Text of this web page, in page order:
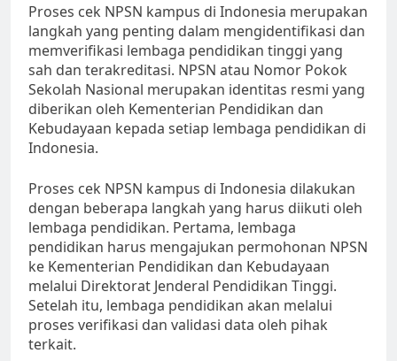
Proses cek NPSN kampus di Indonesia merupakan
langkah yang penting dalam mengidentifikasi dan
memverifikasi lembaga pendidikan tinggi yang
sah dan terakreditasi. NPSN atau Nomor Pokok
Sekolah Nasional merupakan identitas resmi yang
diberikan oleh Kementerian Pendidikan dan
Kebudayaan kepada setiap lembaga pendidikan di
Indonesia.
Proses cek NPSN kampus di Indonesia dilakukan
dengan beberapa langkah yang harus diikuti oleh
lembaga pendidikan. Pertama, lembaga
pendidikan harus mengajukan permohonan NPSN
ke Kementerian Pendidikan dan Kebudayaan
melalui Direktorat Jenderal Pendidikan Tinggi.
Setelah itu, lembaga pendidikan akan melalui
proses verifikasi dan validasi data oleh pihak
terkait.